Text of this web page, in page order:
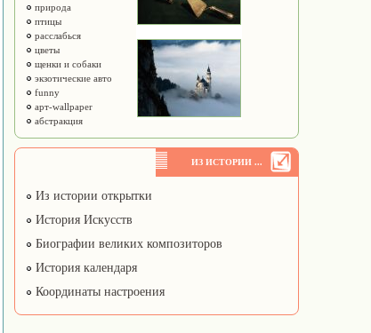
природа
птицы
расслабься
цветы
щенки и собаки
экзотические авто
funny
арт-wallpaper
абстракция
ИЗ ИСТОРИИ ...
Из истории открытки
История Искусств
Биографии великих композиторов
История календаря
Координаты настроения